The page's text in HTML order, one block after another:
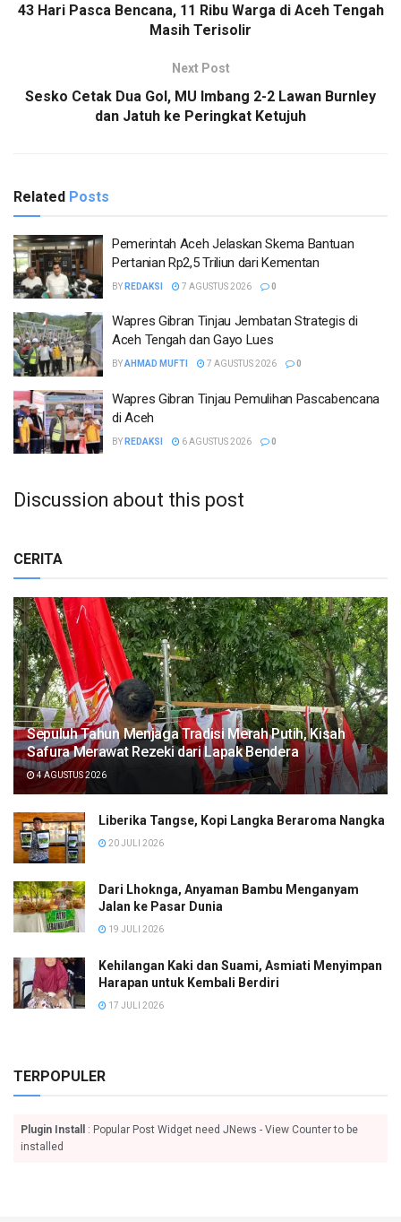
43 Hari Pasca Bencana, 11 Ribu Warga di Aceh Tengah
Masih Terisolir
Next Post
Sesko Cetak Dua Gol, MU Imbang 2-2 Lawan Burnley
dan Jatuh ke Peringkat Ketujuh
Related Posts
Pemerintah Aceh Jelaskan Skema Bantuan
Pertanian Rp2,5 Triliun dari Kementan
BY REDAKSI 7 AGUSTUS 2026 0
Wapres Gibran Tinjau Jembatan Strategis di
Aceh Tengah dan Gayo Lues
BYAHMAD MUFTI 7 AGUSTUS 2026 0
Wapres Gibran Tinjau Pemulihan Pascabencana
di Aceh
BY REDAKSI 6 AGUSTUS 2026 0
Discussion about this post
CERITA
Sepuluh Tahun Menjaga Tradisi Merah Putih, Kisah
Safura Merawat Rezeki dari Lapak Bendera
4 AGUSTUS 2026
Liberika Tangse, Kopi Langka Beraroma Nangka
20 JULI 2026
Dari Lhoknga, Anyaman Bambu Menganyam
Jalan ke Pasar Dunia
19 JULI 2026
Kehilangan Kaki dan Suami, Asmiati Menyimpan
Harapan untuk Kembali Berdiri
17 JULI 2026
TERPOPULER
Plugin Install
: Popular Post Widget need JNews - View Counter to be
installed